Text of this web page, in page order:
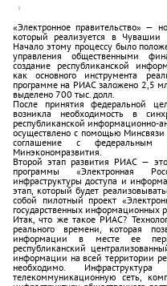
«Электронное правительство» —
который реализуется в Чувашии
Начало этому процессу было
управления общественными
создание республиканской
как основного инструмента
программе на РИАС заложено 2,5
выделено 700 тыс. долл.
После принятия федеральной
возникла необходимость в
республиканской информационно-
осуществлено с помощью
соглашение с федеральным
Минэкономразвития.
Второй этап развития РИАС —
программы «Электронная
инфраструктуры доступа и
этап, который будет
собой пилотный проект
государственных информационных
Итак, что же такое РИАС?
реального времени, которая
информации в месте ее
республиканский
информации на всей территории
необходимо.
телекоммуникационную сеть,